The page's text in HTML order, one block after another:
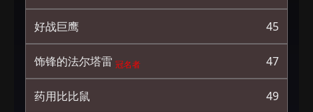
好战巨鹰 45
饰锋的法尔塔雷 冠名者 47
药用比比鼠 49